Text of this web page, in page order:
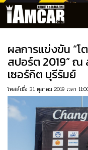
ผลการแข่งขัน “โ
สปอร์ต 2019” ณ
เซอร์กิต บุรีรัมย์
โพสต์เมื่อ 31 ตุลาคม 2019 เวลา